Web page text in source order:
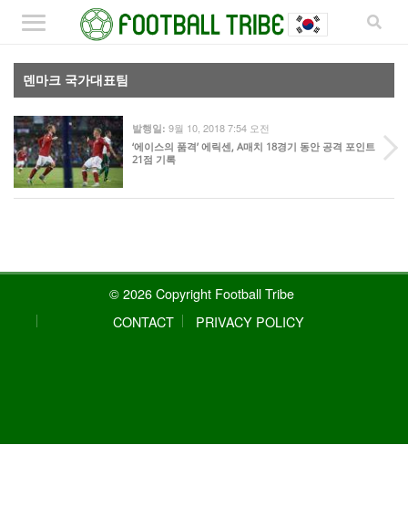
덴마크 국가대표팀
발행일: 9월 10, 2018 7:54 오전
‘에이스의 품격’ 에릭센, A매치 18경기 동안 공격 포인트
21점 기록
© 2026 Copyright Football Tribe
CONTACT
PRIVACY POLICY